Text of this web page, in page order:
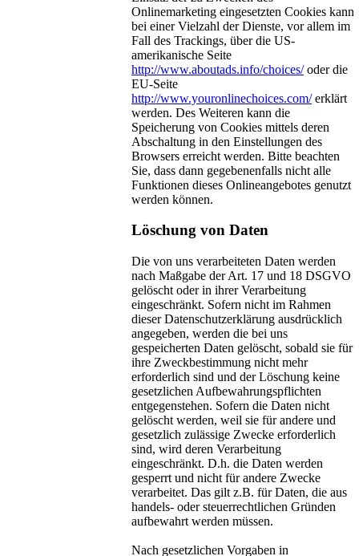
Onlinemarketing eingesetzten Cookies kann
bei einer Vielzahl der Dienste, vor allem im
Fall des Trackings, über die US-
amerikanische Seite
http://www.aboutads.info/choices/oder die
EU-Seite
http://www.youronlinechoices.com/erklärt
werden. Des Weiteren kann die
Speicherung von Cookies mittels deren
Abschaltung in den Einstellungen des
Browsers erreicht werden. Bitte beachten
Sie, dass dann gegebenenfalls nicht alle
Funktionen dieses Onlineangebotes genutzt
werden können.
Löschung von Daten
Die von uns verarbeiteten Daten werden
nach Maßgabe der Art. 17 und 18 DSGVO
gelöscht oder in ihrer Verarbeitung
eingeschränkt. Sofern nicht im Rahmen
dieser Datenschutzerklärung ausdrücklich
angegeben, werden die bei uns
gespeicherten Daten gelöscht, sobald sie für
ihre Zweckbestimmung nicht mehr
erforderlich sind und der Löschung keine
gesetzlichen Aufbewahrungspflichten
entgegenstehen. Sofern die Daten nicht
gelöscht werden, weil sie für andere und
gesetzlich zulässige Zwecke erforderlich
sind, wird deren Verarbeitung
eingeschränkt. D.h. die Daten werden
gesperrt und nicht für andere Zwecke
verarbeitet. Das gilt z.B. für Daten, die aus
handels- oder steuerrechtlichen Gründen
aufbewahrt werden müssen.
Nach gesetzlichen Vorgaben in